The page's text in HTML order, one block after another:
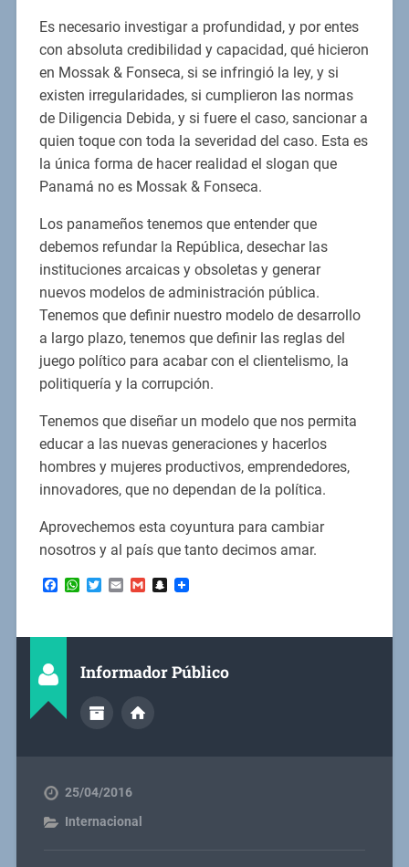
Es necesario investigar a profundidad, y por entes
con absoluta credibilidad y capacidad, qué hicieron
en Mossak & Fonseca, si se infringió la ley, y si
existen irregularidades, si cumplieron las normas
de Diligencia Debida, y si fuere el caso, sancionar a
quien toque con toda la severidad del caso. Esta es
la única forma de hacer realidad el slogan que
Panamá no es Mossak & Fonseca.
Los panameños tenemos que entender que
debemos refundar la República, desechar las
instituciones arcaicas y obsoletas y generar
nuevos modelos de administración pública.
Tenemos que definir nuestro modelo de desarrollo
a largo plazo, tenemos que definir las reglas del
juego político para acabar con el clientelismo, la
politiquería y la corrupción.
Tenemos que diseñar un modelo que nos permita
educar a las nuevas generaciones y hacerlos
hombres y mujeres productivos, emprendedores,
innovadores, que no dependan de la política.
Aprovechemos esta coyuntura para cambiar
nosotros y al país que tanto decimos amar.
Facebook
WhatsApp
Twitter
EmailGmailSnapchat
Informador Público
25/04/2016
Internacional